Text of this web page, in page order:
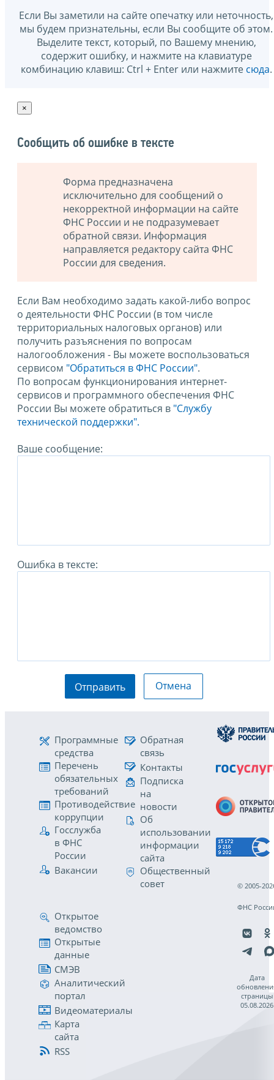
Если Вы заметили на сайте опечатку или неточность,
мы будем признательны, если Вы сообщите об этом.
Выделите текст, который, по Вашему мнению,
содержит ошибку, и нажмите на клавиатуре
комбинацию клавиш: Ctrl + Enter или нажмите сюда.
×
Сообщить об ошибке в тексте
Форма предназначена
исключительно для сообщений о
некорректной информации на сайте
ФНС России и не подразумевает
обратной связи. Информация
направляется редактору сайта ФНС
России для сведения.
Если Вам необходимо задать какой-либо вопрос
о деятельности ФНС России (в том числе
территориальных налоговых органов) или
получить разъяснения по вопросам
налогообложения - Вы можете воспользоваться
сервисом "Обратиться в ФНС России".
По вопросам функционирования интернет-
сервисов и программного обеспечения ФНС
России Вы можете обратиться в "Службу
технической поддержки".
Ваше сообщение:
Ошибка в тексте:
Отправить Отмена
Программные
средства
Перечень
обязательных
требований
Противодействие
коррупции
Госслужба
в ФНС
России
Вакансии
Обратная
связь
Контакты
Подписка
на
новости
Об
использовании
информации
сайта
Общественный
совет
Открытое
ведомство
Открытые
данные
СМЭВ
Аналитический
портал
Видеоматериалы
Карта
сайта
RSS
© 2005-
ФНС
Дата
страницы
05.08.2026